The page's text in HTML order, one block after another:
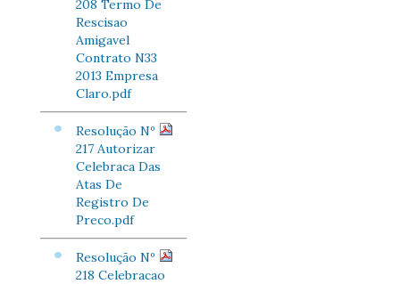
208 Termo De
Rescisao
Amigavel
Contrato N33
2013 Empresa
Claro.pdf
Resolução Nº
217 Autorizar
Celebraca Das
Atas De
Registro De
Preco.pdf
Resolução Nº
218 Celebracao